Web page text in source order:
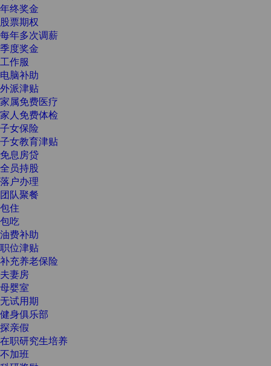
年终奖金
股票期权
每年多次调薪
季度奖金
工作服
电脑补助
外派津贴
家属免费医疗
家人免费体检
子女保险
子女教育津贴
免息房贷
全员持股
落户办理
团队聚餐
包住
包吃
油费补助
职位津贴
补充养老保险
夫妻房
母婴室
无试用期
健身俱乐部
探亲假
在职研究生培养
不加班